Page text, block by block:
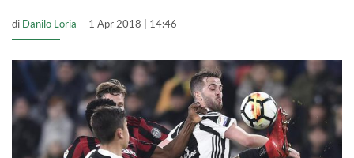
di Danilo Loria 1 Apr 2018 | 14:46